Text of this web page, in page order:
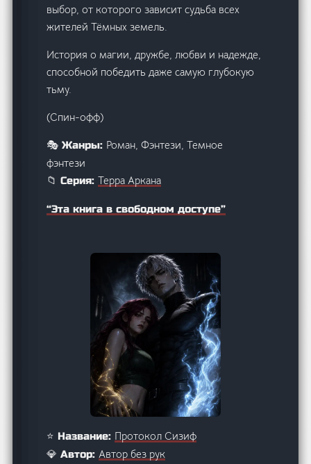
выбор, от которого зависит судьба всех
жителей Тёмных земель.
История о магии, дружбе, любви и надежде,
способной победить даже самую глубокую
тьму.
(Спин-офф)
🎭 Жанры: Роман, Фэнтези, Темное
фэнтези
📁 Серия:Терра Аркана
“Эта книга в свободном доступе”
⭐ Название: Протокол Сизиф
💎 Автор: Автор без рук